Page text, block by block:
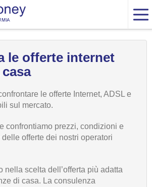
le offerte internet
le offerte Internet, ADSL e
sul mercato.
confrontiamo prezzi, condizioni e
offerte dei nostri operatori
nella scelta dell’offerta più adatta
di casa. La consulenza